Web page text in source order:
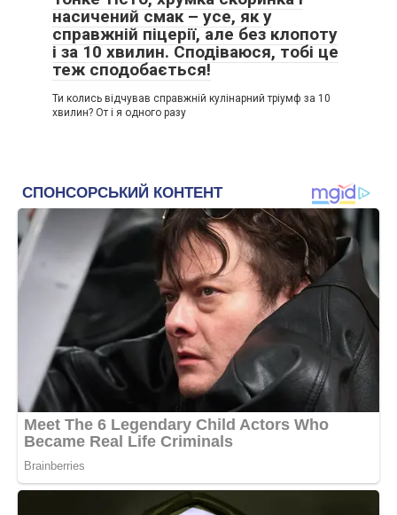
насичений смак – усе, як у
справжній піцерії, але без клопоту
і за 10 хвилин. Сподіваюся, тобі це
теж сподобається!
Ти колись відчував справжній кулінарний тріумф за 10
хвилин? От і я одного разу